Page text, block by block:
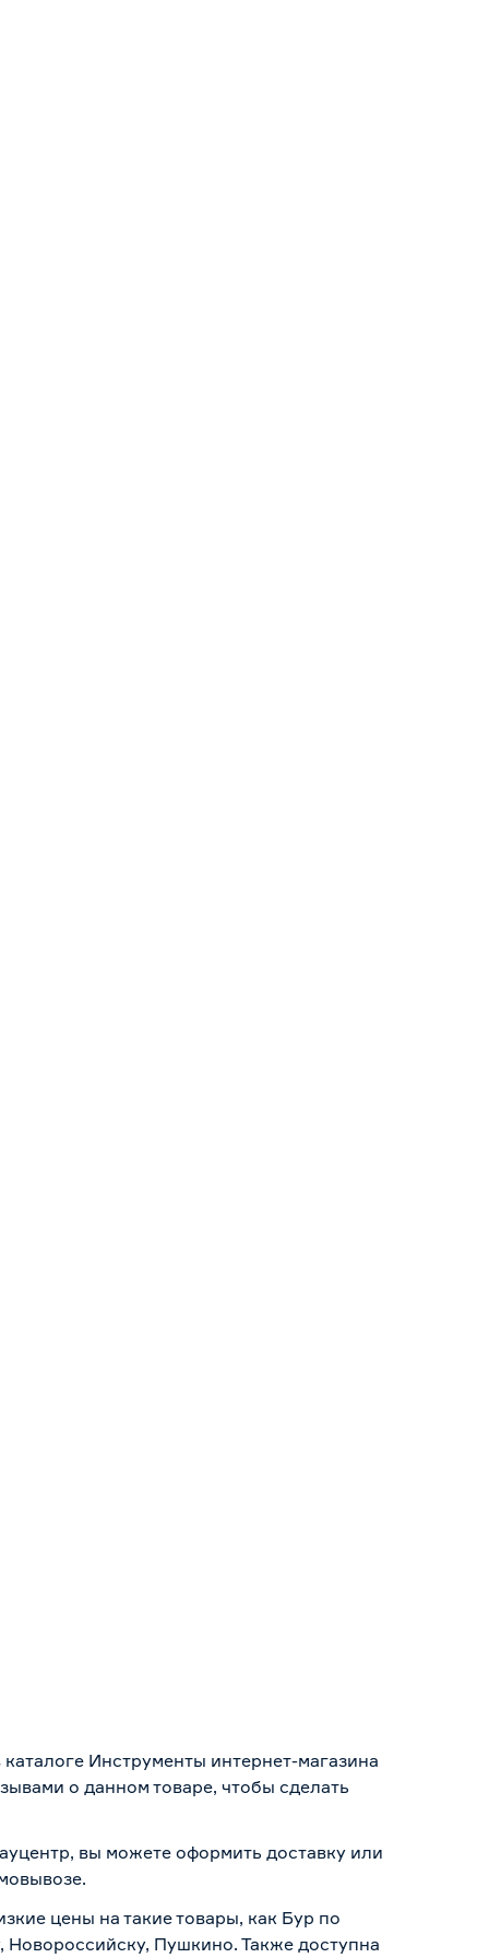
Инструменты интернет-магазина
о данном товаре, чтобы сделать
вы можете оформить доставку или
.
цены на такие товары, как Бур по
Пушкино. Также доступна